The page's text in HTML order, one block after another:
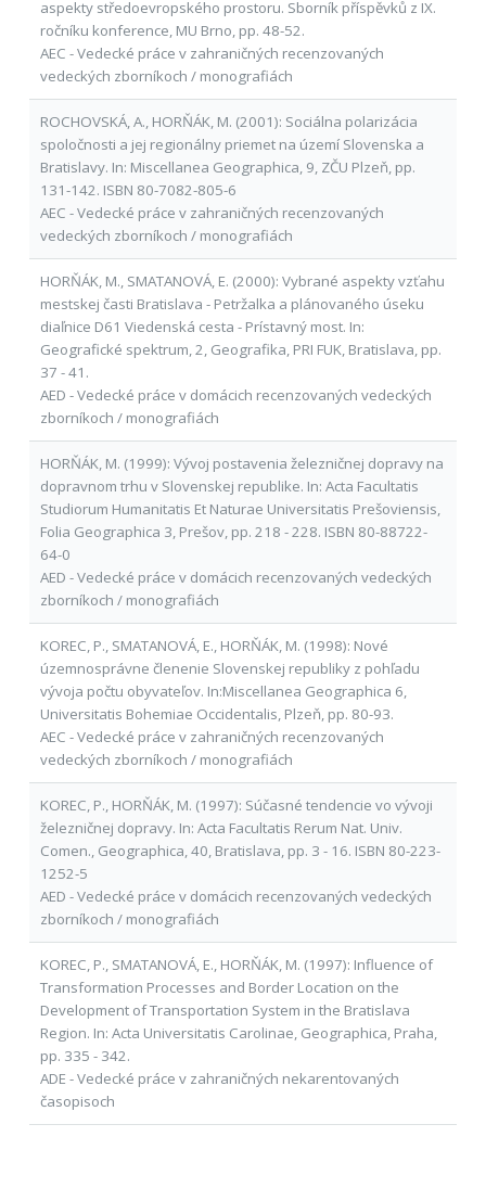
aspekty středoevropského prostoru. Sborník příspěvků z IX.
ročníku konference, MU Brno, pp. 48-52.
AEC - Vedecké práce v zahraničných recenzovaných
vedeckých zborníkoch / monografiách
ROCHOVSKÁ, A., HORŇÁK, M. (2001): Sociálna polarizácia
spoločnosti a jej regionálny priemet na území Slovenska a
Bratislavy. In: Miscellanea Geographica, 9, ZČU Plzeň, pp.
131-142. ISBN 80-7082-805-6
AEC - Vedecké práce v zahraničných recenzovaných
vedeckých zborníkoch / monografiách
HORŇÁK, M., SMATANOVÁ, E. (2000): Vybrané aspekty vzťahu
mestskej časti Bratislava - Petržalka a plánovaného úseku
diaľnice D61 Viedenská cesta - Prístavný most. In:
Geografické spektrum, 2, Geografika, PRI FUK, Bratislava, pp.
37 - 41.
AED - Vedecké práce v domácich recenzovaných vedeckých
zborníkoch / monografiách
HORŇÁK, M. (1999): Vývoj postavenia železničnej dopravy na
dopravnom trhu v Slovenskej republike. In: Acta Facultatis
Studiorum Humanitatis Et Naturae Universitatis Prešoviensis,
Folia Geographica 3, Prešov, pp. 218 - 228. ISBN 80-88722-
64-0
AED - Vedecké práce v domácich recenzovaných vedeckých
zborníkoch / monografiách
KOREC, P., SMATANOVÁ, E., HORŇÁK, M. (1998): Nové
územnosprávne členenie Slovenskej republiky z pohľadu
vývoja počtu obyvateľov. In:Miscellanea Geographica 6,
Universitatis Bohemiae Occidentalis, Plzeň, pp. 80-93.
AEC - Vedecké práce v zahraničných recenzovaných
vedeckých zborníkoch / monografiách
KOREC, P., HORŇÁK, M. (1997): Súčasné tendencie vo vývoji
železničnej dopravy. In: Acta Facultatis Rerum Nat. Univ.
Comen., Geographica, 40, Bratislava, pp. 3 - 16. ISBN 80-223-
1252-5
AED - Vedecké práce v domácich recenzovaných vedeckých
zborníkoch / monografiách
KOREC, P., SMATANOVÁ, E., HORŇÁK, M. (1997): Influence of
Transformation Processes and Border Location on the
Development of Transportation System in the Bratislava
Region. In: Acta Universitatis Carolinae, Geographica, Praha,
pp. 335 - 342.
ADE - Vedecké práce v zahraničných nekarentovaných
časopisoch